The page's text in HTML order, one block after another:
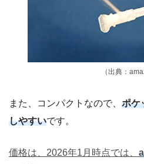
（出典：
また、コンパクトなので、 ポケ
しやすいです。
価格は、2026年1月時点では、